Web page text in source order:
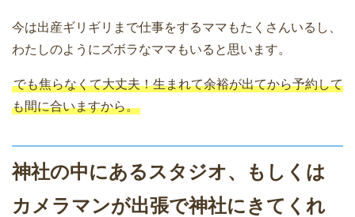
今は出産ギリギリまで仕事をするママもたくさんいるし、
わたしのようにズボラなママもいると思います。
でも焦らなくて大丈夫！生まれて余裕が出てから予約して
も間に合いますから。
神社の中にあるスタジオ、もしくは
カメラマンが出張で神社にきてくれ